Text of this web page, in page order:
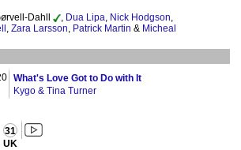
Dahll
, Dua Lipa, Nick Hodgson,
, Zara Larsson, Patrick Martin & Micheal
What's Love Got to Do with It
Kygo & Tina Turner
31
UK